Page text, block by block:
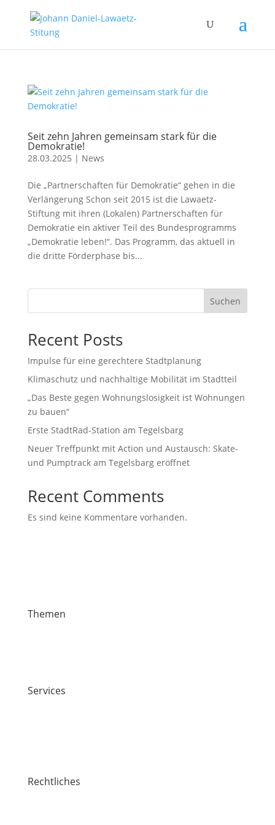
Seit zehn Jahren gemeinsam stark für die
Demokratie!
28.03.2025 | News
Die „Partnerschaften für Demokratie“ gehen in die
Verlängerung Schon seit 2015 ist die Lawaetz-
Stiftung mit ihren (Lokalen) Partnerschaften für
Demokratie ein aktiver Teil des Bundesprogramms
„Demokratie leben!“. Das Programm, das aktuell in
die dritte Förderphase bis...
Suchen
Recent Posts
Impulse für eine gerechtere Stadtplanung
Klimaschutz und nachhaltige Mobilität im Stadtteil
„Das Beste gegen Wohnungslosigkeit ist Wohnungen
zu bauen“
Erste StadtRad-Station am Tegelsbarg
Neuer Treffpunkt mit Action und Austausch: Skate-
und Pumptrack am Tegelsbarg eröffnet
Recent Comments
Es sind keine Kommentare vorhanden.
Themen
Services
Rechtliches